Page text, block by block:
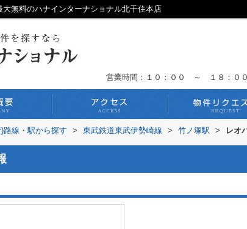
無料のハナインターナショナル北千住本店
営業時間：１０：００ ～ １８：０
路線・駅から探す > 東武鉄道東武伊勢崎線 > 竹ノ塚駅 > レオ